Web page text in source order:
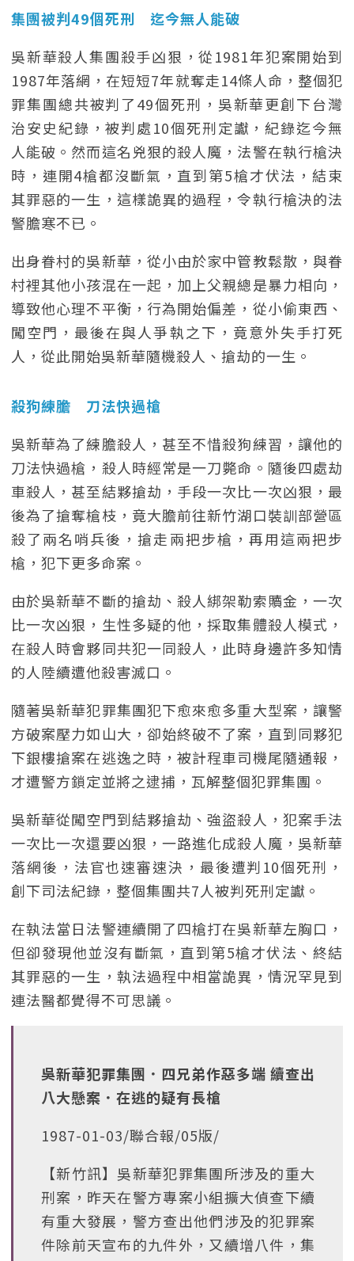
集團被判49個死刑 迄今無人能破
吳新華殺人集團殺手凶狠，從1981年犯案開始到
1987年落網，在短短7年就奪走14條人命，整個犯
罪集團總共被判了49個死刑，吳新華更創下台灣
治安史紀錄，被判處10個死刑定讞，紀錄迄今無
人能破。然而這名兇狠的殺人魔，法警在執行槍決
時，連開4槍都沒斷氣，直到第5槍才伏法，結束
其罪惡的一生，這樣詭異的過程，令執行槍決的法
警膽寒不已。
出身眷村的吳新華，從小由於家中管教鬆散，與眷
村裡其他小孩混在一起，加上父親總是暴力相向，
導致他心理不平衡，行為開始偏差，從小偷東西、
闖空門，最後在與人爭執之下，竟意外失手打死
人，從此開始吳新華隨機殺人、搶劫的一生。
殺狗練膽 刀法快過槍
吳新華為了練膽殺人，甚至不惜殺狗練習，讓他的
刀法快過槍，殺人時經常是一刀斃命。隨後四處劫
車殺人，甚至結夥搶劫，手段一次比一次凶狠，最
後為了搶奪槍枝，竟大膽前往新竹湖口裝訓部營區
殺了兩名哨兵後，搶走兩把步槍，再用這兩把步
槍，犯下更多命案。
由於吳新華不斷的搶劫、殺人綁架勒索贖金，一次
比一次凶狠，生性多疑的他，採取集體殺人模式，
在殺人時會夥同共犯一同殺人，此時身邊許多知情
的人陸續遭他殺害滅口。
隨著吳新華犯罪集團犯下愈來愈多重大型案，讓警
方破案壓力如山大，卻始終破不了案，直到同夥犯
下銀樓搶案在逃逸之時，被計程車司機尾隨通報，
才遭警方鎖定並將之逮捕，瓦解整個犯罪集團。
吳新華從闖空門到結夥搶劫、強盜殺人，犯案手法
一次比一次還要凶狠，一路進化成殺人魔，吳新華
落網後，法官也速審速決，最後遭判10個死刑，
創下司法紀錄，整個集團共7人被判死刑定讞。
在執法當日法警連續開了四槍打在吳新華左胸口，
但卻發現他並沒有斷氣，直到第5槍才伏法、終結
其罪惡的一生，執法過程中相當詭異，情況罕見到
連法醫都覺得不可思議。
吳新華犯罪集團．四兄弟作惡多端 續查出
八大懸案．在逃的疑有長槍
1987-01-03/聯合報/05版/
【新竹訊】吳新華犯罪集團所涉及的重大
刑案，昨天在警方專案小組擴大偵查下續
有重大發展，警方查出他們涉及的犯罪案
件除前天宣布的九件外，又續增八件，集